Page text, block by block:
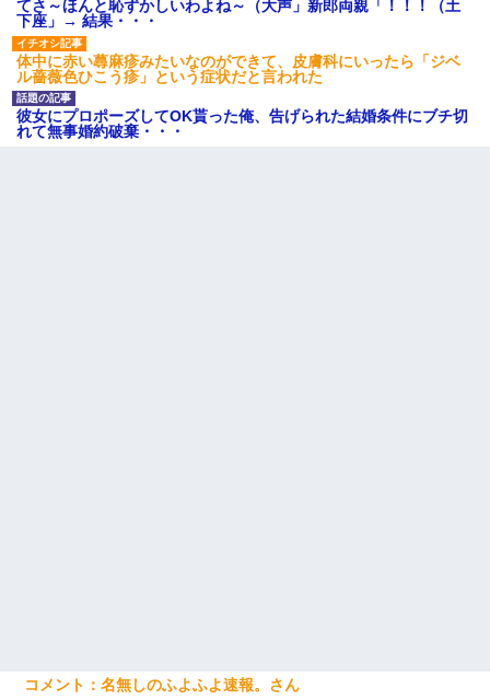
てさ～ほんと恥ずかしいわよね～（大声」新郎両親「！！！（土
下座」→ 結果・・・
体中に赤い蕁麻疹みたいなのができて、皮膚科にいったら「ジベ
ル薔薇色ひこう疹」という症状だと言われた
彼女にプロポーズしてOK貰った俺、告げられた結婚条件にブチ切
れて無事婚約破棄・・・
名無しのふよふよ速報。